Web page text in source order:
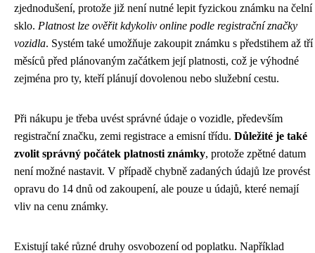
zjednodušení, protože již není nutné lepit fyzickou známku na čelní
sklo. Platnost lze ověřit kdykoliv online podle registrační značky
vozidla. Systém také umožňuje zakoupit známku s předstihem až tří
měsíců před plánovaným začátkem její platnosti, což je výhodné
zejména pro ty, kteří plánují dovolenou nebo služební cestu.
Při nákupu je třeba uvést správné údaje o vozidle, především
registrační značku, zemi registrace a emisní třídu. Důležité je také
zvolit správný počátek platnosti známky, protože zpětné datum
není možné nastavit. V případě chybně zadaných údajů lze provést
opravu do 14 dnů od zakoupení, ale pouze u údajů, které nemají
vliv na cenu známky.
Existují také různé druhy osvobození od poplatku. Například